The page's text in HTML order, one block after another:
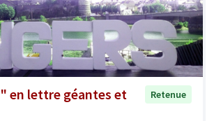
" en lettre géantes et
Retenue